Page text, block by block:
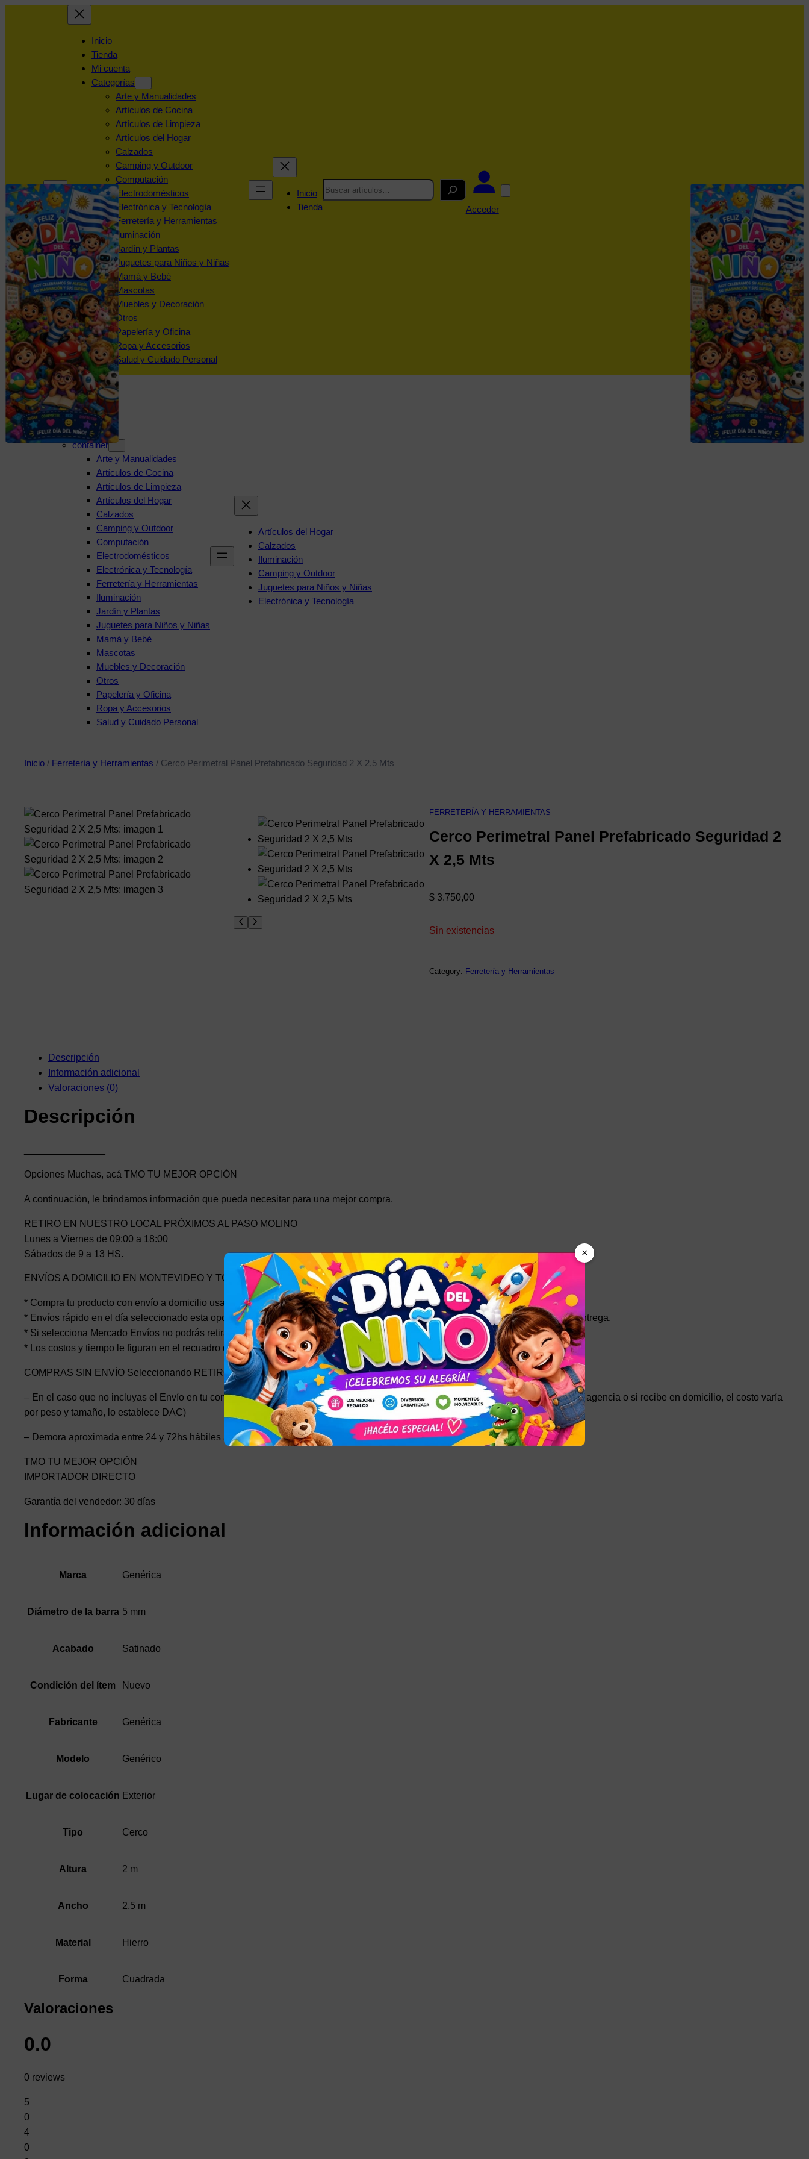
×
Inicio
Tienda
Mi cuenta
Categorías
Arte y Manualidades
Artículos de Cocina
Artículos de Limpieza
Artículos del Hogar
Calzados
Camping y Outdoor
Computación
Electrodomésticos
Electrónica y Tecnología
Ferretería y Herramientas
Iluminación
Jardín y Plantas
Juguetes para Niños y Niñas
Mamá y Bebé
Mascotas
Muebles y Decoración
Otros
Papelería y Oficina
Ropa y Accesorios
Salud y Cuidado Personal
Inicio
Tienda
Search
Acceder
Categorías
container
Arte y Manualidades
Artículos de Cocina
Artículos de Limpieza
Artículos del Hogar
Calzados
Camping y Outdoor
Computación
Electrodomésticos
Electrónica y Tecnología
Ferretería y Herramientas
Iluminación
Jardín y Plantas
Juguetes para Niños y Niñas
Mamá y Bebé
Mascotas
Muebles y Decoración
Otros
Papelería y Oficina
Ropa y Accesorios
Salud y Cuidado Personal
Artículos del Hogar
Calzados
Iluminación
Camping y Outdoor
Juguetes para Niños y Niñas
Electrónica y Tecnología
Inicio / Ferretería y Herramientas / Cerco Perimetral Panel Prefabricado Seguridad 2 X 2,5 Mts
FERRETERÍA Y HERRAMIENTAS
Cerco Perimetral Panel Prefabricado Seguridad 2
X 2,5 Mts
$3.750,00
Sin existencias
Category: Ferretería y Herramientas
Descripción
Información adicional
Valoraciones (0)
Descripción
Opciones Muchas, acá TMO TU MEJOR OPCIÓN
A continuación, le brindamos información que pueda necesitar para una mejor compra.
RETIRO EN NUESTRO LOCAL PRÓXIMOS AL PASO MOLINO
Lunes a Viernes de 09:00 a 18:00
Sábados de 9 a 13 HS.
ENVÍOS A DOMICILIO EN MONTEVIDEO Y TODO EL PAÍS
* Compra tu producto con envío a domicilio usando Mercado Envíos, el servicio oficial de Mercado Libre.
* Envíos rápido en el día seleccionado esta opción el costo por zona también le figura en la publicación o al momento de elegir la entrega.
* Si selecciona Mercado Envíos no podrás retirar en nuestro local o pedir que se le envío por agencia.
* Los costos y tiempo le figuran en el recuadro de la publicación al momento de elegir la forma de entrega.
COMPRAS SIN ENVÍO Seleccionando RETIRO EN DOMICILIO DEL VENDEDOR
– En el caso que no incluyas el Envío en tu compra, los envíos los realizamos exclusivamente por DAC (costo del envío al retirar en agencia o si recibe en domicilio, el costo varía
por peso y tamaño, lo establece DAC)
– Demora aproximada entre 24 y 72hs hábiles a todo el país, no incluye sábados domingos y feriados.
TMO TU MEJOR OPCIÓN
IMPORTADOR DIRECTO
Garantía del vendedor: 30 días
Información adicional
Marca Genérica
Diámetro de la barra 5 mm
Acabado Satinado
Condición del ítem Nuevo
Fabricante Genérica
Modelo Genérico
Lugar de colocación Exterior
Tipo Cerco
Altura 2 m
Ancho 2.5 m
Material Hierro
Forma Cuadrada
Valoraciones
0.0
0 reviews
5
0
4
0